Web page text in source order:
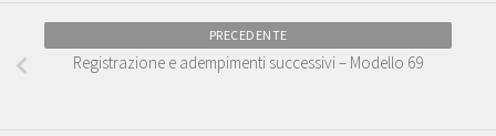
PRECEDENTE
Registrazione e adempimenti successivi – Modello 69